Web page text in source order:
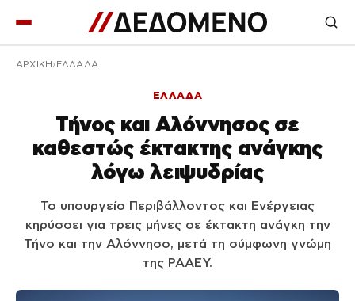
ΑΡΧΙΚΉ ΕΛΛΑΔΑ
ΕΛΛΑΔΑ
Τήνος και Αλόννησος σε
καθεστώς έκτακτης ανάγκης
λόγω λειψυδρίας
Το υπουργείο Περιβάλλοντος και Ενέργειας
κηρύσσει για τρεις μήνες σε έκτακτη ανάγκη την
Τήνο και την Αλόννησο, μετά τη σύμφωνη γνώμη
της ΡΑΑΕΥ.